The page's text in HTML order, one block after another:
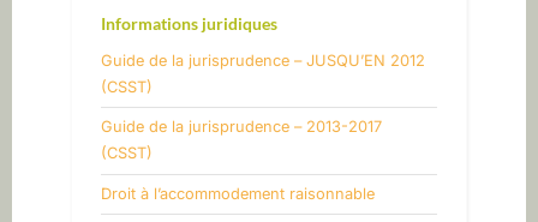
Informations juridiques
Guide de la jurisprudence – JUSQU’EN 2012
(CSST)
Guide de la jurisprudence – 2013-2017
(CSST)
​Droit à l’accommodement raisonnable